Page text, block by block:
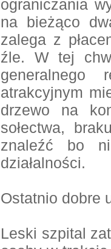
ograniczania
na bieżąco
zalega z
źle. W tej
generalnego
atrakcyjnym
drzewo na
sołectwa,
znaleźć bo
działalności.
Ostatnio dobre
Leski szpital